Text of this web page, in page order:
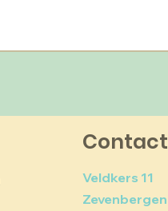
Contact
Veldkers 11
Zevenbergen